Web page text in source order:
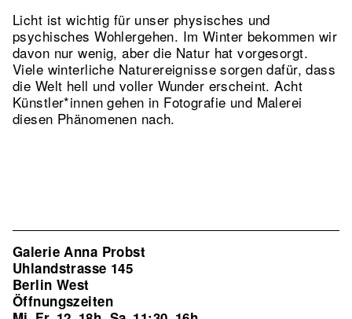
Licht ist wichtig für unser physisches und
psychisches Wohlergehen. Im Winter bekommen wir
davon nur wenig, aber die Natur hat vorgesorgt.
Viele winterliche Naturereignisse sorgen dafür, dass
die Welt hell und voller Wunder erscheint. Acht
Künstler*innen gehen in Fotografie und Malerei
diesen Phänomenen nach.
Galerie Anna Probst
Uhlandstrasse 145
Berlin West
Öffnungszeiten